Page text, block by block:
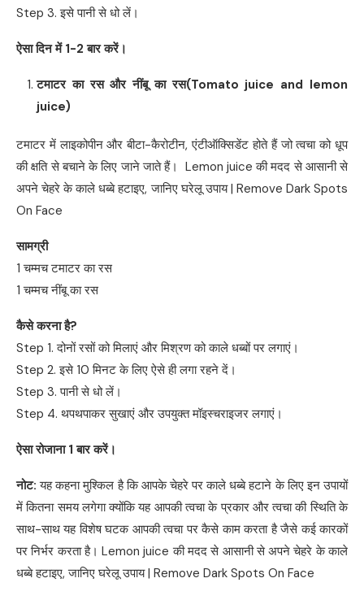
Step 3. इसे पानी से धो लें।
ऐसा दिन में1-2बार करें।
टमाटर का रस और नींबू का रस(Tomato juice and lemon
juice)
टमाटर में लाइकोपीन और बीटा-कैरोटीन, एंटीऑक्सिडेंट होते हैं जो त्वचा को धूप
की क्षति से बचाने के लिए जाने जाते हैं। Lemon juice की मदद से आसानी से
अपने चेहरे के काले धब्बे हटाइए, जानिए घरेलू उपाय | Remove Dark Spots
On Face
सामग्री
1 चम्मच टमाटर का रस
1 चम्मच नींबू का रस
कैसे करना है?
Step 1. दोनों रसों को मिलाएं और मिश्रण को काले धब्बों पर लगाएं।
Step 2. इसे 10 मिनट के लिए ऐसे ही लगा रहने दें।
Step 3. पानी से धो लें।
Step 4. थपथपाकर सुखाएं और उपयुक्त मॉइस्चराइजर लगाएं।
ऐसा रोजाना1बार करें।
नोट: यह कहना मुश्किल है कि आपके चेहरे पर काले धब्बे हटाने के लिए इन उपायों
में कितना समय लगेगा क्योंकि यह आपकी त्वचा के प्रकार और त्वचा की स्थिति के
साथ-साथ यह विशेष घटक आपकी त्वचा पर कैसे काम करता है जैसे कई कारकों
पर निर्भर करता है। Lemon juice की मदद से आसानी से अपने चेहरे के काले
धब्बे हटाइए, जानिए घरेलू उपाय | Remove Dark Spots On Face